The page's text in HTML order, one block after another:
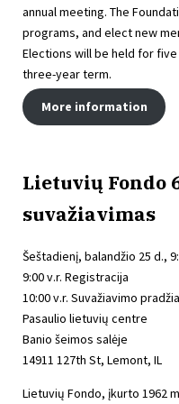
annual meeting. The
programs, and elect new
Elections will be held for
three-year term.
More information
Lietuvių Fondo
suvažiavimas
Šeštadienį, balandžio 25 d.,
9:00 v.r. Registracija
10:00 v.r. Suvažiavimo pradžia
Pasaulio lietuvių centre
Banio šeimos salėje
14911 127th St, Lemont, IL
Lietuvių Fondo, įkurto 1962